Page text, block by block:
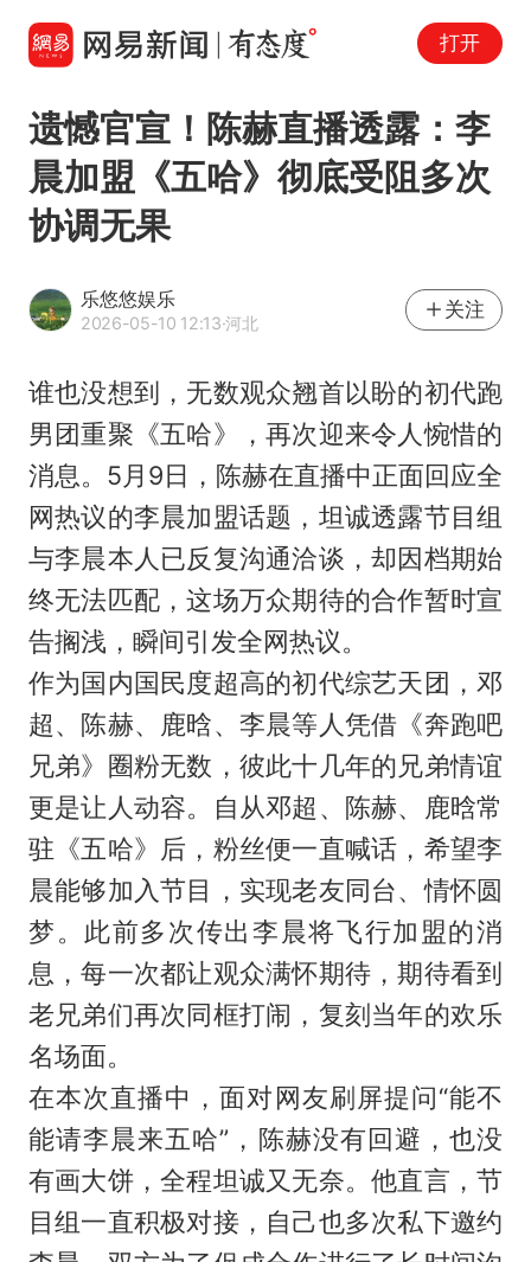
打开
遗憾官宣！陈赫直播透露：李
晨加盟《五哈》彻底受阻多次
协调无果
乐悠悠娱乐
2026-05-10 12:13·河北
关注
谁也没想到，无数观众翘首以盼的初代跑
男团重聚《五哈》，再次迎来令人惋惜的
消息。5月9日，陈赫在直播中正面回应全
网热议的李晨加盟话题，坦诚透露节目组
与李晨本人已反复沟通洽谈，却因档期始
终无法匹配，这场万众期待的合作暂时宣
告搁浅，瞬间引发全网热议。
作为国内国民度超高的初代综艺天团，邓
超、陈赫、鹿晗、李晨等人凭借《奔跑吧
兄弟》圈粉无数，彼此十几年的兄弟情谊
更是让人动容。自从邓超、陈赫、鹿晗常
驻《五哈》后，粉丝便一直喊话，希望李
晨能够加入节目，实现老友同台、情怀圆
梦。此前多次传出李晨将飞行加盟的消
息，每一次都让观众满怀期待，期待看到
老兄弟们再次同框打闹，复刻当年的欢乐
名场面。
在本次直播中，面对网友刷屏提问“能不
能请李晨来五哈”，陈赫没有回避，也没
有画大饼，全程坦诚又无奈。他直言，节
目组一直积极对接，自己也多次私下邀约